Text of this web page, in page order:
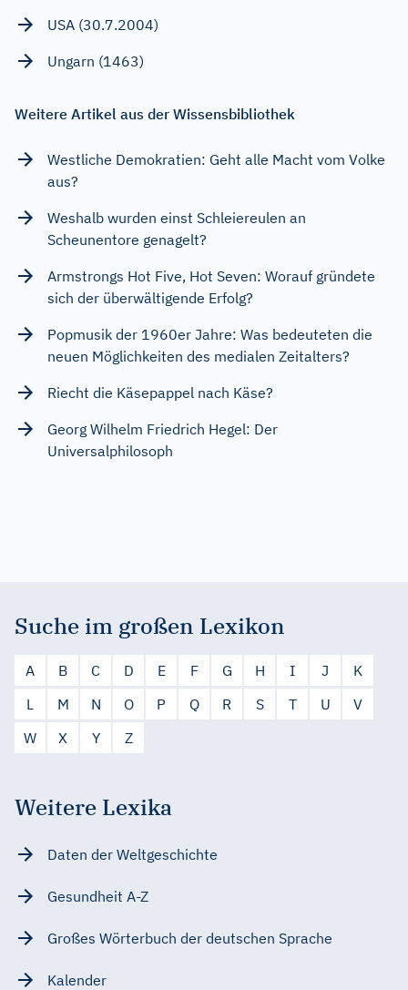
USA (30.7.2004)
Ungarn (1463)
Weitere Artikel aus der Wissensbibliothek
Westliche Demokratien: Geht alle Macht vom Volke
aus?
Weshalb wurden einst Schleiereulen an
Scheunentore genagelt?
Armstrongs Hot Five, Hot Seven: Worauf gründete
sich der überwältigende Erfolg?
Popmusik der 1960er Jahre: Was bedeuteten die
neuen Möglichkeiten des medialen Zeitalters?
Riecht die Käsepappel nach Käse?
Georg Wilhelm Friedrich Hegel: Der
Universalphilosoph
Suche im großen Lexikon
A B C D E F G H I J
K
L
M N O P Q R S T U
V
W
X Y Z
Weitere Lexika
Daten der Weltgeschichte
Gesundheit A-Z
Großes Wörterbuch der deutschen Sprache
Kalender